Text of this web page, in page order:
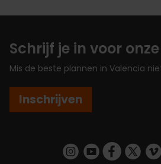
Schrijf je in voor
Mis de beste plannen in Valencia
Inschrijven
https://https://https://https://